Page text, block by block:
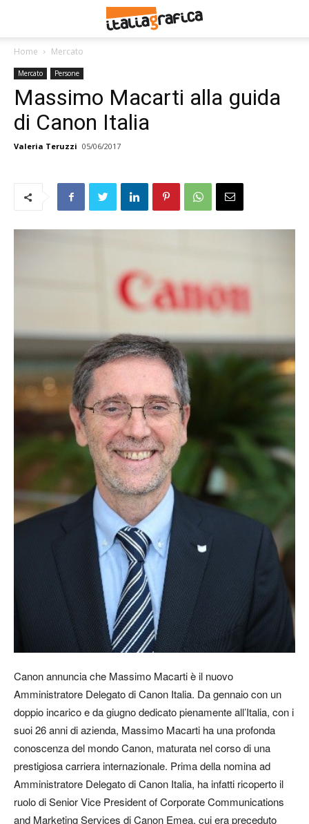
Home Mercato
Mercato Persone
Massimo Macarti alla guida
di Canon Italia
Valeria Teruzzi 05/06/2017
Canon annuncia che Massimo Macarti è il nuovo
Amministratore Delegato di Canon Italia. Da gennaio con un
doppio incarico e da giugno dedicato pienamente all’Italia, con i
suoi 26 anni di azienda, Massimo Macarti ha una profonda
conoscenza del mondo Canon, maturata nel corso di una
prestigiosa carriera internazionale. Prima della nomina ad
Amministratore Delegato di Canon Italia, ha infatti ricoperto il
ruolo di Senior Vice President of Corporate Communications
and Marketing Services di Canon Emea, cui era preceduto